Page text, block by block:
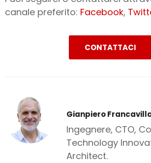
canale preferito: Facebook,
CONTATTACI
Gianpiero
Ingegnere, CTO,
Technology
Architect.